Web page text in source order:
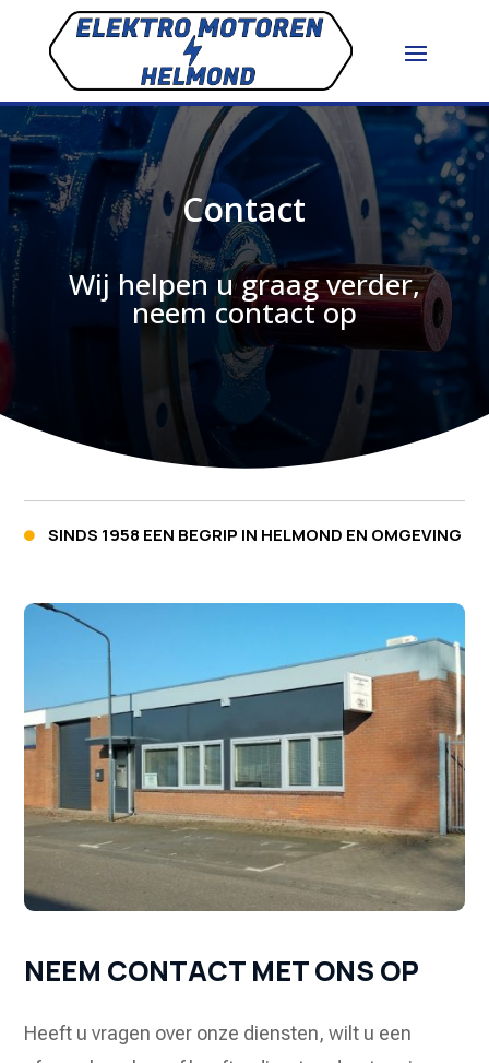
Contact
Wij helpen u graag verder,
neem contact op
 SINDS 1958 EEN BEGRIP IN HELMOND EN OMGEVING
NEEM CONTACT MET ONS OP
Heeft u vragen over onze diensten, wilt u een